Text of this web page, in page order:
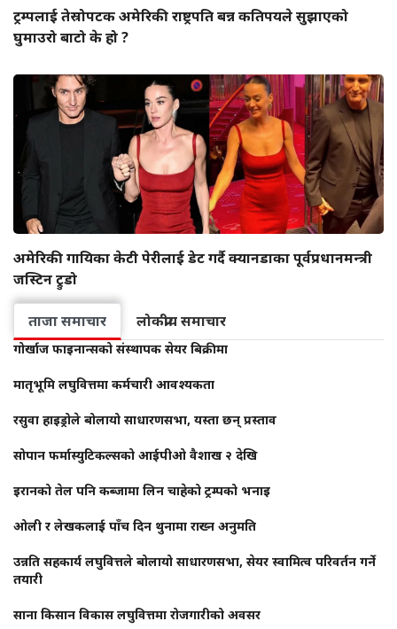
ट्रम्पलाई तेस्रोपटक अमेरिकी राष्ट्रपति बन्न कतिपयले सुझाएको
घुमाउरो बाटो के हो ?
अमेरिकी गायिका केटी पेरीलाई डेट गर्दै क्यानडाका पूर्वप्रधानमन्त्री
जस्टिन ट्रुडो
ताजा समाचार लोकप्रीय समाचार
गोर्खाज फाइनान्सको संस्थापक सेयर बिक्रीमा
मातृभूमि लघुवित्तमा कर्मचारी आवश्यकता
रसुवा हाइड्रोले बोलायो साधारणसभा, यस्ता छन् प्रस्ताव
सोपान फर्मास्युटिकल्सको आईपीओ वैशाख २ देखि
इरानको तेल पनि कब्जामा लिन चाहेको ट्रम्पको भनाइ
ओली र लेखकलाई पाँच दिन थुनामा राख्न अनुमति
उन्नति सहकार्य लघुवित्तले बोलायो साधारणसभा, सेयर स्वामित्व परिवर्तन गर्ने
तयारी
साना किसान विकास लघुवित्तमा रोजगारीको अवसर